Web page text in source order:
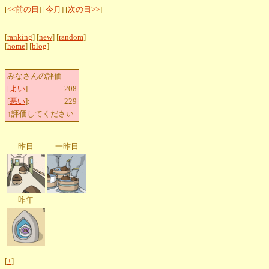
[<<前の日 ] [今月 ] [次の日>>]
[ranking] [new] [random]
[home] [blog]
みなさんの評価
[よい]:
208
[悪い]:
229
↑評価してください
昨日 一昨日
昨年
[+]